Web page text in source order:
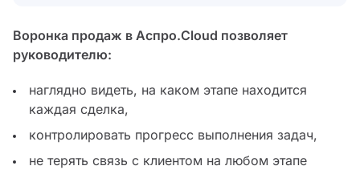
Воронка продаж в Аспро.Cloud позволяет
руководителю:
наглядно видеть, на каком этапе находится
каждая сделка,
контролировать прогресс выполнения задач,
не терять связь с клиентом на любом этапе